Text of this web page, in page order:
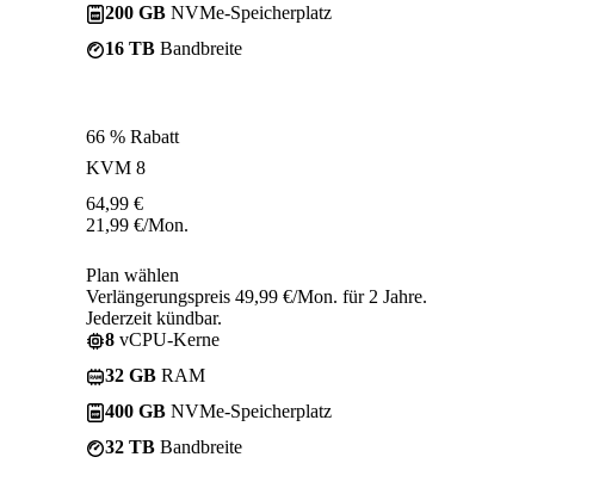
200 GB NVMe-Speicherplatz
16 TB Bandbreite
66 % Rabatt
KVM 8
64,99 €
21,99 €/Mon.
Plan wählen
Verlängerungspreis 49,99 €/Mon. für 2 Jahre.
Jederzeit kündbar.
8 vCPU-Kerne
32 GB RAM
400 GB NVMe-Speicherplatz
32 TB Bandbreite